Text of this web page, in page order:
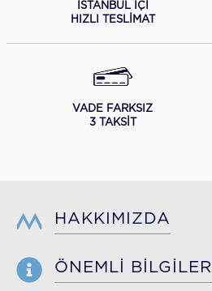
İSTANBUL İÇİ
HIZLI TESLİMAT
VADE FARKSIZ
3 TAKSİT
HAKKIMIZDA
ÖNEMLİ BİLGİLER